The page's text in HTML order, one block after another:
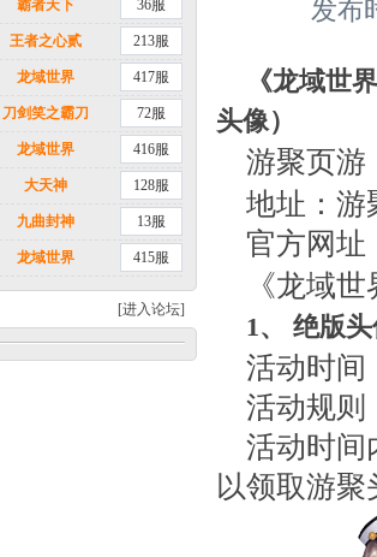
霸者天下 36服
王者之心贰 213服
龙域世界 417服
刀剑笑之霸刀 72服
龙域世界 416服
大天神 128服
九曲封神 13服
龙域世界 415服
[进入论坛]
发布
《龙域世
头像）
游聚页游
地址：游
官方网址
《龙域
1、 绝版
活动时间
活动规则
活动时间
以领取游聚